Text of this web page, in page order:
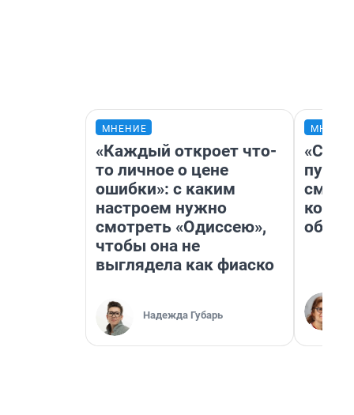
МНЕНИЕ
«Каждый откроет что-
то личное о цене
ошибки»: с каким
настроем нужно
смотреть «Одиссею»,
чтобы она не
выглядела как фиаско
Надежда Губарь